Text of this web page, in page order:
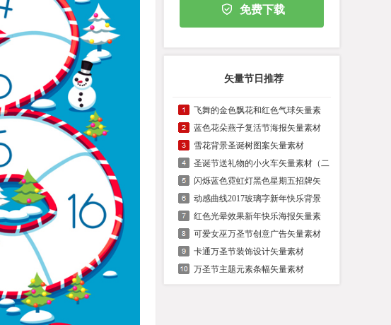
免费下载
矢量节日推荐
飞舞的金色飘花和红色气球矢量素
蓝色花朵燕子复活节海报矢量素材
雪花背景圣诞树图案矢量素材
圣诞节送礼物的小火车矢量素材（二
闪烁蓝色霓虹灯黑色星期五招牌矢
动感曲线2017玻璃字新年快乐背景
红色光晕效果新年快乐海报矢量素
可爱女巫万圣节创意广告矢量素材
卡通万圣节装饰设计矢量素材
万圣节主题元素条幅矢量素材